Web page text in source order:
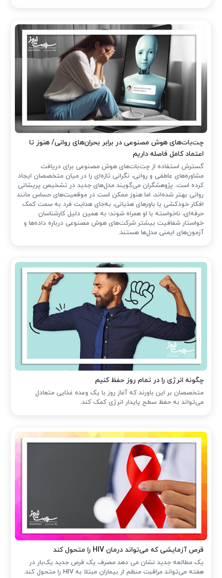
چت‌بات‌های هوش مصنوعی در برابر بحران‌های روانی/ هنوز تا
اعتماد کامل فاصله داریم
گسترش استفاده از چت‌بات‌های هوش مصنوعی برای دریافت
مشاوره‌های عاطفی و روانی، نگرانی تازه‌ای را در میان متخصصان ایجاد
کرده است. پژوهشگران می‌گویند مدل‌های جدید در تشخیص پریشانی
روانی بهتر شده‌اند، اما هنوز ممکن است در موقعیت‌های حساس مانند
افکار خودکشی یا باورهای هذیانی، به‌جای هدایت فرد به سمت کمک
حرفه‌ای، ناخواسته با او همراه شوند؛ به همین دلیل کارشناسان
خواستار شفافیت بیشتر شرکت‌های هوش مصنوعی درباره داده‌ها و
آزمون‌های ایمنی مدل‌ها هستند.
چگونه انرژی را در تمام روز حفظ کنیم
متخصصان بر این باورند که آغاز روز با یک وعده غذایی متعادل
می‌تواند به حفظ سطح پایدار انرژی کمک کند.
قرص آزمایشی که می‌تواند درمان HIV را متحول کند
یک مطالعه جدید نشان می دهد مصرف یک قرص جدید یک‌بار در
هفته می‌تواند مراقبت منظم از بیماران مبتلا به HIV را متحول کند.